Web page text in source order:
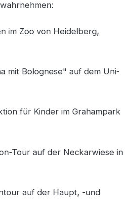
im Zoo von Heidelberg,
mit Bolognese" auf dem Uni-
für Kinder im Grahampark
Tour auf der Neckarwiese in
auf der Haupt, -und